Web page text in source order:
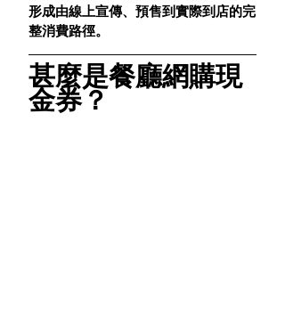
形成由線上宣傳、預售到實際到店的完
整消費路徑。
甚麼是餐廳網購現
金券？